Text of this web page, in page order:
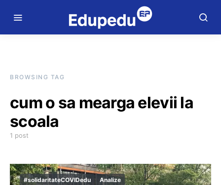
BROWSING TAG
cum o sa mearga elevii la
scoala
1 post
#solidaritateCOVIDedu Analize